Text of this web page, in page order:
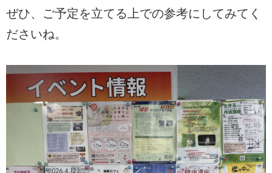
ぜひ、ご予定を立てる上での参考にしてみてく
ださいね。